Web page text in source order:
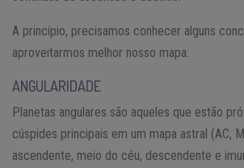
A princípio, precisamos conhecer alguns
aproveitarmos melhor nosso mapa:
ANGULARIDADE
Planetas angulares são aqueles que estão
cúspides principais em um mapa astral (AC,
ascendente, meio do céu, descendente e